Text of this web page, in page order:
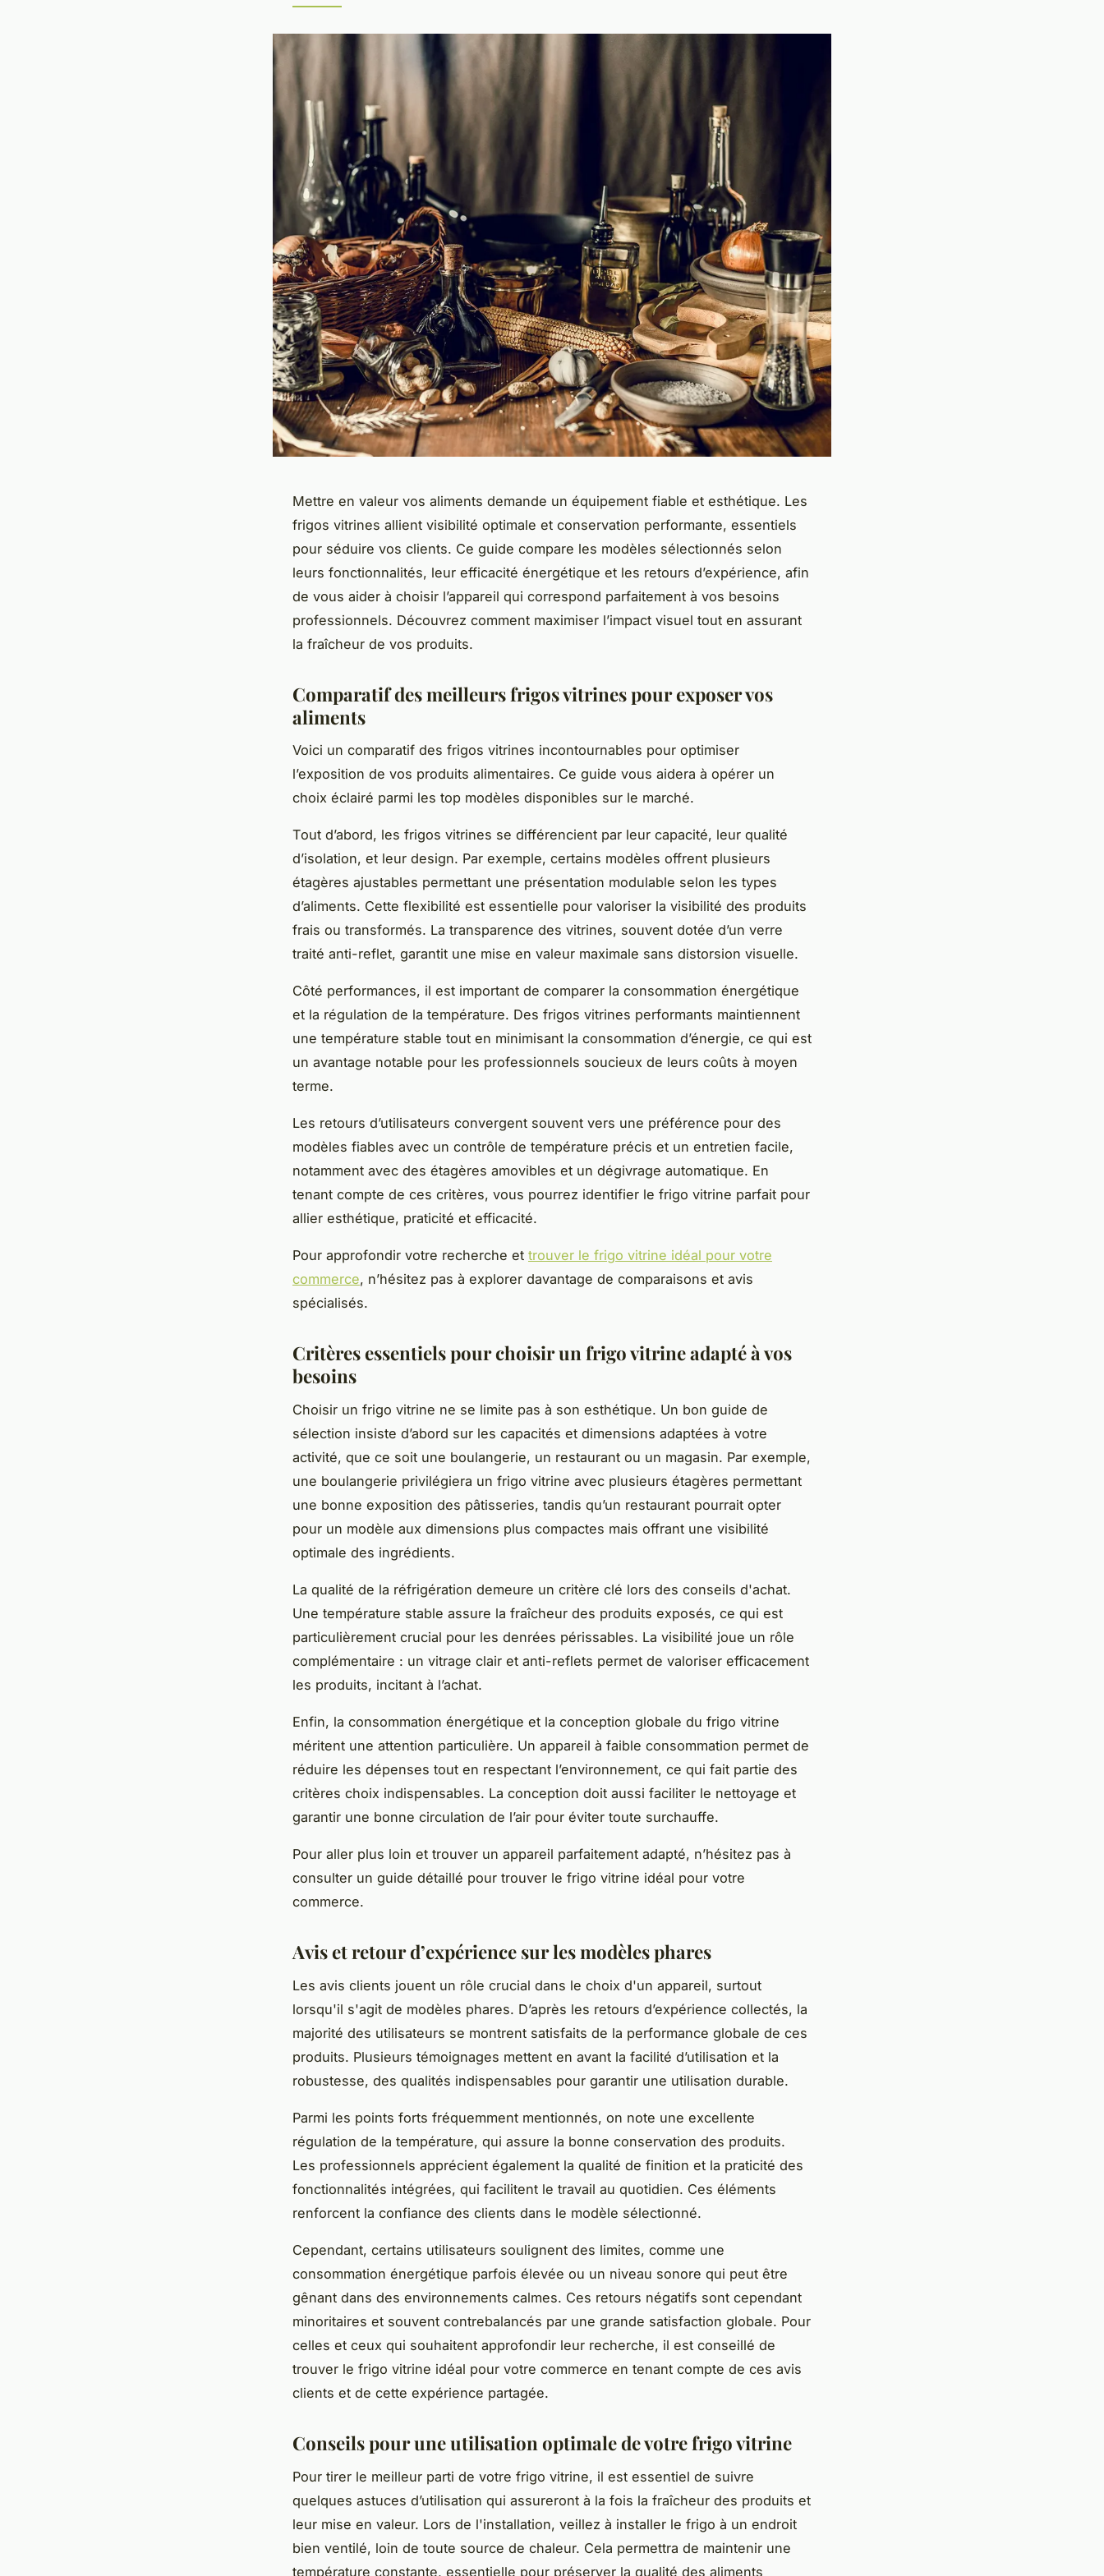
Mettre en valeur vos aliments demande un équipement fiable et esthétique. Les
frigos vitrines allient visibilité optimale et conservation performante, essentiels
pour séduire vos clients. Ce guide compare les modèles sélectionnés selon
leurs fonctionnalités, leur efficacité énergétique et les retours d’expérience, afin
de vous aider à choisir l’appareil qui correspond parfaitement à vos besoins
professionnels. Découvrez comment maximiser l’impact visuel tout en assurant
la fraîcheur de vos produits.
Comparatif des meilleurs frigos vitrines pour exposer vos
aliments
Voici un comparatif des frigos vitrines incontournables pour optimiser
l’exposition de vos produits alimentaires. Ce guide vous aidera à opérer un
choix éclairé parmi les top modèles disponibles sur le marché.
Tout d’abord, les frigos vitrines se différencient par leur capacité, leur qualité
d’isolation, et leur design. Par exemple, certains modèles offrent plusieurs
étagères ajustables permettant une présentation modulable selon les types
d’aliments. Cette flexibilité est essentielle pour valoriser la visibilité des produits
frais ou transformés. La transparence des vitrines, souvent dotée d’un verre
traité anti-reflet, garantit une mise en valeur maximale sans distorsion visuelle.
Côté performances, il est important de comparer la consommation énergétique
et la régulation de la température. Des frigos vitrines performants maintiennent
une température stable tout en minimisant la consommation d’énergie, ce qui est
un avantage notable pour les professionnels soucieux de leurs coûts à moyen
terme.
Les retours d’utilisateurs convergent souvent vers une préférence pour des
modèles fiables avec un contrôle de température précis et un entretien facile,
notamment avec des étagères amovibles et un dégivrage automatique. En
tenant compte de ces critères, vous pourrez identifier le frigo vitrine parfait pour
allier esthétique, praticité et efficacité.
Pour approfondir votre recherche et trouver le frigo vitrine idéal pour votre
commerce, n’hésitez pas à explorer davantage de comparaisons et avis
spécialisés.
Critères essentiels pour choisir un frigo vitrine adapté à vos
besoins
Choisir un frigo vitrine ne se limite pas à son esthétique. Un bon guide de
sélection insiste d’abord sur les capacités et dimensions adaptées à votre
activité, que ce soit une boulangerie, un restaurant ou un magasin. Par exemple,
une boulangerie privilégiera un frigo vitrine avec plusieurs étagères permettant
une bonne exposition des pâtisseries, tandis qu’un restaurant pourrait opter
pour un modèle aux dimensions plus compactes mais offrant une visibilité
optimale des ingrédients.
La qualité de la réfrigération demeure un critère clé lors des conseils d'achat.
Une température stable assure la fraîcheur des produits exposés, ce qui est
particulièrement crucial pour les denrées périssables. La visibilité joue un rôle
complémentaire : un vitrage clair et anti-reflets permet de valoriser efficacement
les produits, incitant à l’achat.
Enfin, la consommation énergétique et la conception globale du frigo vitrine
méritent une attention particulière. Un appareil à faible consommation permet de
réduire les dépenses tout en respectant l’environnement, ce qui fait partie des
critères choix indispensables. La conception doit aussi faciliter le nettoyage et
garantir une bonne circulation de l’air pour éviter toute surchauffe.
Pour aller plus loin et trouver un appareil parfaitement adapté, n’hésitez pas à
consulter un guide détaillé pour trouver le frigo vitrine idéal pour votre
commerce.
Avis et retour d’expérience sur les modèles phares
Les avis clients jouent un rôle crucial dans le choix d'un appareil, surtout
lorsqu'il s'agit de modèles phares. D’après les retours d’expérience collectés, la
majorité des utilisateurs se montrent satisfaits de la performance globale de ces
produits. Plusieurs témoignages mettent en avant la facilité d’utilisation et la
robustesse, des qualités indispensables pour garantir une utilisation durable.
Parmi les points forts fréquemment mentionnés, on note une excellente
régulation de la température, qui assure la bonne conservation des produits.
Les professionnels apprécient également la qualité de finition et la praticité des
fonctionnalités intégrées, qui facilitent le travail au quotidien. Ces éléments
renforcent la confiance des clients dans le modèle sélectionné.
Cependant, certains utilisateurs soulignent des limites, comme une
consommation énergétique parfois élevée ou un niveau sonore qui peut être
gênant dans des environnements calmes. Ces retours négatifs sont cependant
minoritaires et souvent contrebalancés par une grande satisfaction globale. Pour
celles et ceux qui souhaitent approfondir leur recherche, il est conseillé de
trouver le frigo vitrine idéal pour votre commerce en tenant compte de ces avis
clients et de cette expérience partagée.
Conseils pour une utilisation optimale de votre frigo vitrine
Pour tirer le meilleur parti de votre frigo vitrine, il est essentiel de suivre
quelques astuces d’utilisation qui assureront à la fois la fraîcheur des produits et
leur mise en valeur. Lors de l'installation, veillez à installer le frigo à un endroit
bien ventilé, loin de toute source de chaleur. Cela permettra de maintenir une
température constante, essentielle pour préserver la qualité des aliments